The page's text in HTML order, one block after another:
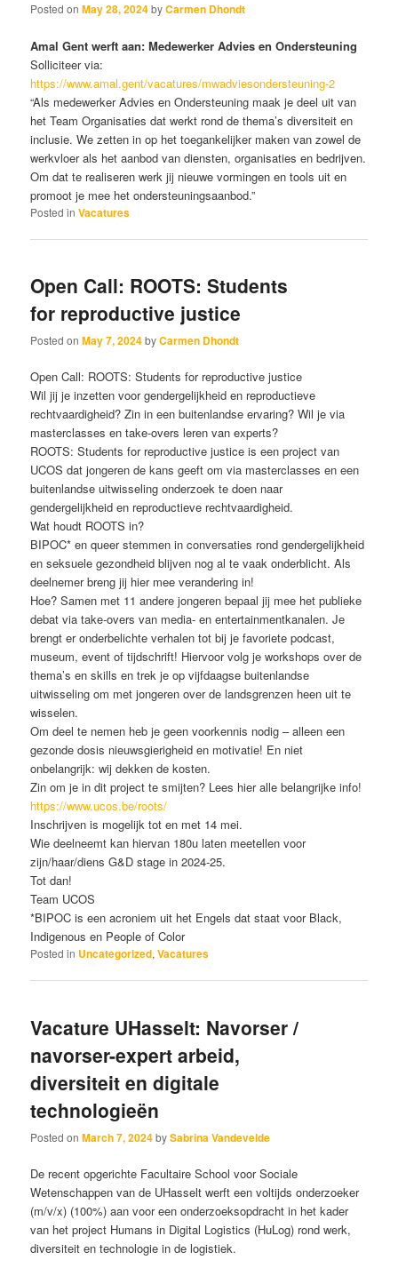
Posted onMay 28, 2024byCarmen Dhondt
Amal Gent werft aan: Medewerker Advies en Ondersteuning
Solliciteer via:
https://www.amal.gent/vacatures/mwadviesondersteuning-2
“Als medewerker Advies en Ondersteuning maak je deel uit van
het Team Organisaties dat werkt rond de thema’s diversiteit en
inclusie. We zetten in op het toegankelijker maken van zowel de
werkvloer als het aanbod van diensten, organisaties en bedrijven.
Om dat te realiseren werk jij nieuwe vormingen en tools uit en
promoot je mee het ondersteuningsaanbod.”
Posted in Vacatures
Open Call: ROOTS: Students
for reproductive justice
Posted onMay 7, 2024byCarmen Dhondt
Open Call: ROOTS: Students for reproductive justice
Wil jij je inzetten voor gendergelijkheid en reproductieve
rechtvaardigheid? Zin in een buitenlandse ervaring? Wil je via
masterclasses en take-overs leren van experts?
ROOTS: Students for reproductive justice is een project van
UCOS dat jongeren de kans geeft om via masterclasses en een
buitenlandse uitwisseling onderzoek te doen naar
gendergelijkheid en reproductieve rechtvaardigheid.
Wat houdt ROOTS in?
BIPOC* en queer stemmen in conversaties rond gendergelijkheid
en seksuele gezondheid blijven nog al te vaak onderblicht. Als
deelnemer breng jij hier mee verandering in!
Hoe? Samen met 11 andere jongeren bepaal jij mee het publieke
debat via take-overs van media- en entertainmentkanalen. Je
brengt er onderbelichte verhalen tot bij je favoriete podcast,
museum, event of tijdschrift! Hiervoor volg je workshops over de
thema’s en skills en trek je op vijfdaagse buitenlandse
uitwisseling om met jongeren over de landsgrenzen heen uit te
wisselen.
Om deel te nemen heb je geen voorkennis nodig – alleen een
gezonde dosis nieuwsgierigheid en motivatie! En niet
onbelangrijk: wij dekken de kosten.
Zin om je in dit project te smijten? Lees hier alle belangrijke info!
https://www.ucos.be/roots/
Inschrijven is mogelijk tot en met 14 mei.
Wie deelneemt kan hiervan 180u laten meetellen voor
zijn/haar/diens G&D stage in 2024-25.
Tot dan!
Team UCOS
*BIPOC is een acroniem uit het Engels dat staat voor Black,
Indigenous en People of Color
Posted in Uncategorized,Vacatures
Vacature UHasselt: Navorser /
navorser-expert arbeid,
diversiteit en digitale
technologieën
Posted onMarch 7, 2024bySabrina Vandevelde
De recent opgerichte Facultaire School voor Sociale
Wetenschappen van de UHasselt werft een voltijds onderzoeker
(m/v/x) (100%) aan voor een onderzoeksopdracht in het kader
van het project Humans in Digital Logistics (HuLog) rond werk,
diversiteit en technologie in de logistiek.